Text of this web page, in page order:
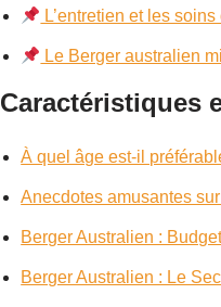
L’entretien et les
Le Berger australien
Caractéristiques
À quel âge est-il
Anecdotes amusantes
Berger Australien :
Berger Australien : Le